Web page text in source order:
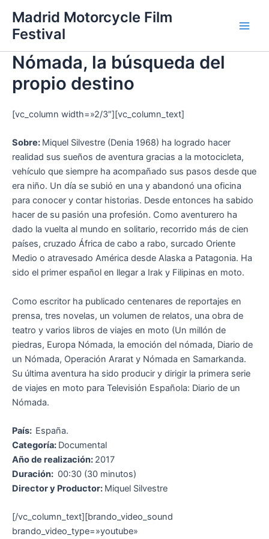
contenido
Madrid Motorcycle Film
Festival
Nómada, la búsqueda del
propio destino
[vc_column width=»2/3″][vc_column_text]
Sobre: Miquel Silvestre (Denia 1968) ha logrado hacer
realidad sus sueños de aventura gracias a la motocicleta,
vehículo que siempre ha acompañado sus pasos desde que
era niño. Un día se subió en una y abandonó una oficina
para conocer y contar historias. Desde entonces ha sabido
hacer de su pasión una profesión. Como aventurero ha
dado la vuelta al mundo en solitario, recorrido más de cien
países, cruzado África de cabo a rabo, surcado Oriente
Medio o atravesado América desde Alaska a Patagonia. Ha
sido el primer español en llegar a Irak y Filipinas en moto.
Como escritor ha publicado centenares de reportajes en
prensa, tres novelas, un volumen de relatos, una obra de
teatro y varios libros de viajes en moto (Un millón de
piedras, Europa Nómada, la emoción del nómada, Diario de
un Nómada, Operación Ararat y Nómada en Samarkanda.
Su última aventura ha sido producir y dirigir la primera serie
de viajes en moto para Televisión Española: Diario de un
Nómada.
País: España.
Categoría: Documental
Año de realización: 2017
Duración: 00:30 (30 minutos)
Director y Productor: Miquel Silvestre
[/vc_column_text][brando_video_sound
brando_video_type=»youtube»